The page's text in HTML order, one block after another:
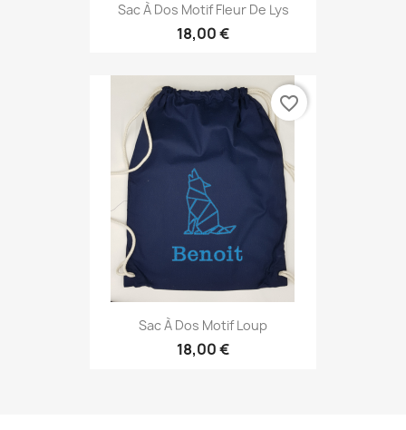
Sac À Dos Motif Fleur De Lys
18,00 €
Sac À Dos Motif Loup
18,00 €
favorite_border